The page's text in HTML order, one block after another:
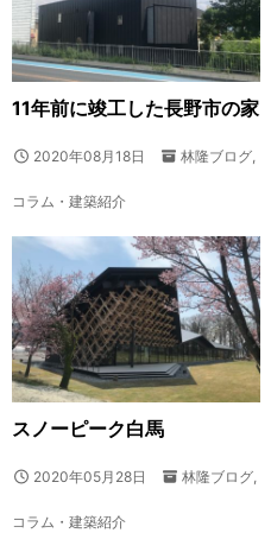
11年前に竣工した長野市の家
2020年08月18日 林隆ブログ,
コラム・建築紹介
スノーピーク白馬
2020年05月28日 林隆ブログ,
コラム・建築紹介